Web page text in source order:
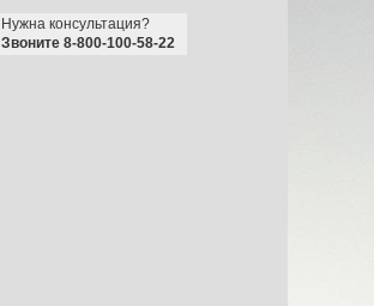
Нужна консультация?
Звоните 8-800-100-58-22